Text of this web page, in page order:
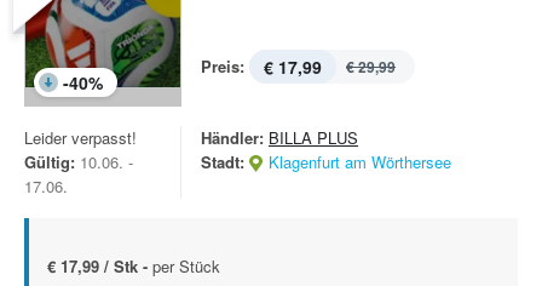
-40%
Preis: € 17,99 € 29,99
Leider verpasst!
Gültig: 10.06. -
17.06.
Händler: BILLA PLUS
Stadt:
Klagenfurt am Wörthersee
€ 17,99 / Stk - per Stück